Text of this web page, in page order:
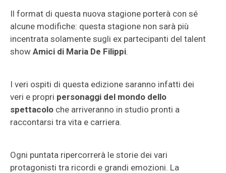
Il format di questa nuova stagione porterà con sé
alcune modifiche: questa stagione non sarà più
incentrata solamente sugli ex partecipanti del talent
show Amici di Maria De Filippi.
I veri ospiti di questa edizione saranno infatti dei
veri e propri personaggi del mondo dello
spettacolo che arriveranno in studio pronti a
raccontarsi tra vita e carriera.
Ogni puntata ripercorrerà le storie dei vari
protagonisti tra ricordi e grandi emozioni. La